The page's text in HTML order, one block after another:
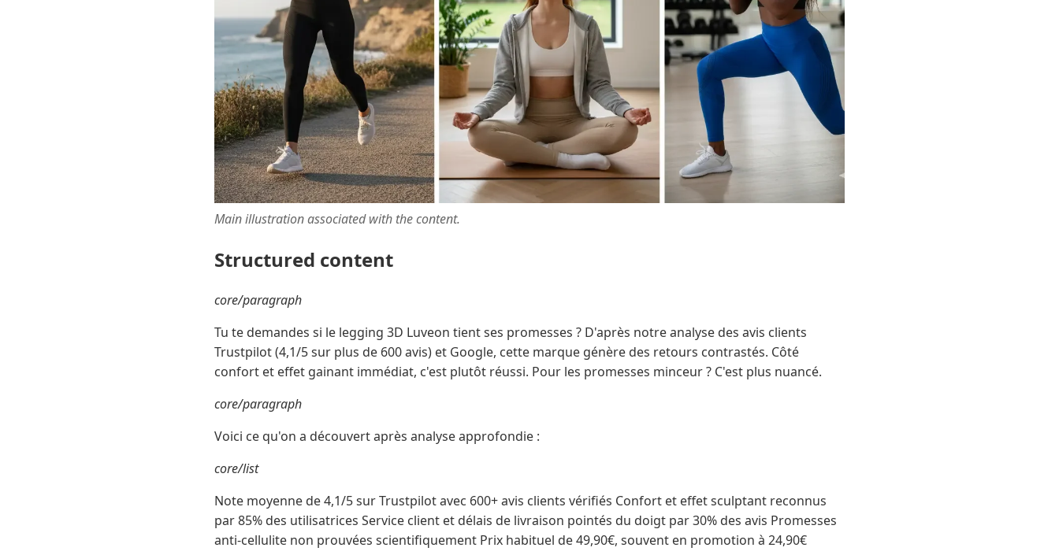
Main illustration associated with the content.
Structured content
core/paragraph
Tu te demandes si le legging 3D Luveon tient ses promesses ? D'après notre analyse des avis clients
Trustpilot (4,1/5 sur plus de 600 avis) et Google, cette marque génère des retours contrastés. Côté
confort et effet gainant immédiat, c'est plutôt réussi. Pour les promesses minceur ? C'est plus nuancé.
core/paragraph
Voici ce qu'on a découvert après analyse approfondie :
core/list
Note moyenne de 4,1/5 sur Trustpilot avec 600+ avis clients vérifiés Confort et effet sculptant reconnus
par 85% des utilisatrices Service client et délais de livraison pointés du doigt par 30% des avis Promesses
anti-cellulite non prouvées scientifiquement Prix habituel de 49,90€, souvent en promotion à 24,90€